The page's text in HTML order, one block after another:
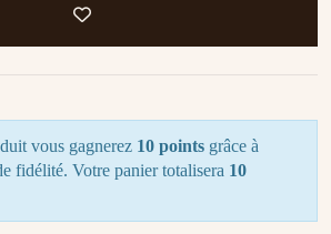
vous gagnerez 10 points grâce à
fidélité. Votre panier totalisera 10